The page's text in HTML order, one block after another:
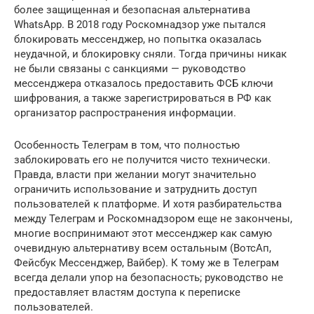
более защищенная и безопасная альтернатива
WhatsApp. В 2018 году Роскомнадзор уже пытался
блокировать мессенджер, но попытка оказалась
неудачной, и блокировку сняли. Тогда причины никак
не были связаны с санкциями — руководство
мессенджера отказалось предоставить ФСБ ключи
шифрования, а также зарегистрироваться в РФ как
организатор распространения информации.
Особенность Телеграм в том, что полностью
заблокировать его не получится чисто технически.
Правда, власти при желании могут значительно
ограничить использование и затруднить доступ
пользователей к платформе. И хотя разбирательства
между Телеграм и Роскомнадзором еще не закончены,
многие воспринимают этот мессенджер как самую
очевидную альтернативу всем остальным (ВотсАп,
Фейсбук Мессенджер, Вайбер). К тому же в Телеграм
всегда делали упор на безопасность; руководство не
предоставляет властям доступа к переписке
пользователей.